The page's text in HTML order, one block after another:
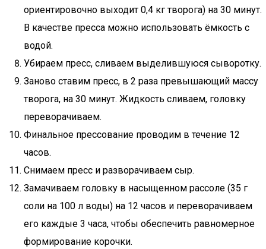
ориентировочно выходит 0,4 кг творога) на 30 минут.
В качестве пресса можно использовать ёмкость с
водой.
Убираем пресс, сливаем выделившуюся сыворотку.
Заново ставим пресс, в 2 раза превышающий массу
творога, на 30 минут. Жидкость сливаем, головку
переворачиваем.
Финальное прессование проводим в течение 12
часов.
Снимаем пресс и разворачиваем сыр.
Замачиваем головку в насыщенном рассоле (35 г
соли на 100 л воды) на 12 часов и переворачиваем
его каждые 3 часа, чтобы обеспечить равномерное
формирование корочки.